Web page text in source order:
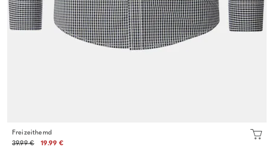
Freizeithemd
39.99 €
19.99 €